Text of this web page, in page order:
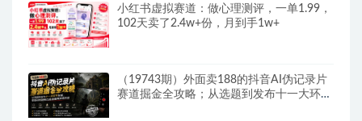
小红书虚拟赛道：做心理测评，一单1.99，
102天卖了2.4w+份，月到手1w+
（19743期）外面卖188的抖音AI伪记录片
赛道掘金全攻略；从选题到发布十一大环节